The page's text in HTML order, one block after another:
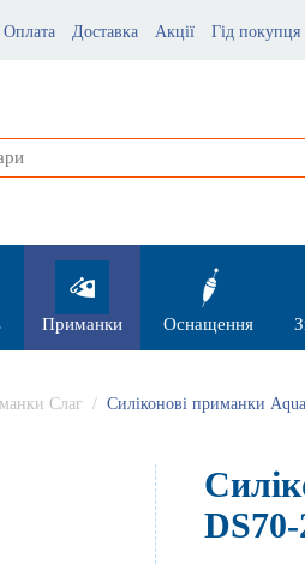
Оплата Доставка Акції Гід покупця
Приманки Оснащення
Слаг / Силіконові приманки